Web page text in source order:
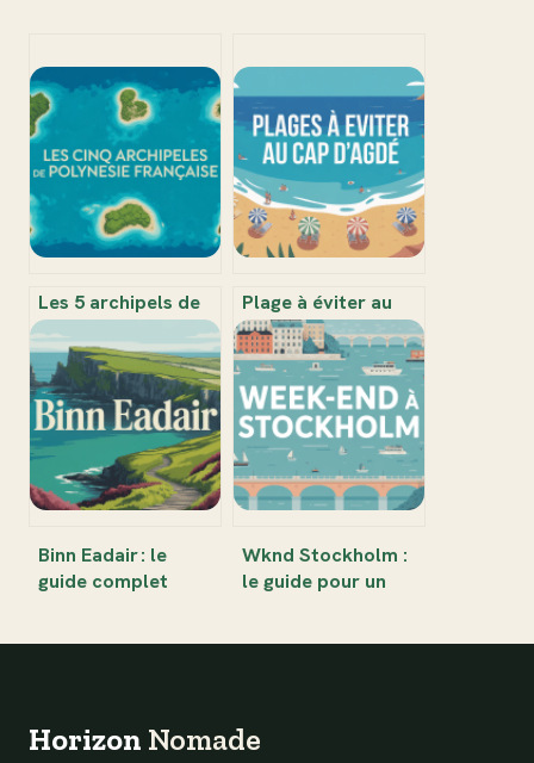
Les 5 archipels de
la Polynésie
française :
panorama,
différences et
trésors
Plage à éviter au
Cap d’Agde : ce
qu’il faut vraiment
savoir avant de
partir
Binn Eadair : le
guide complet
Wknd Stockholm :
le guide pour un
Horizon Nomade